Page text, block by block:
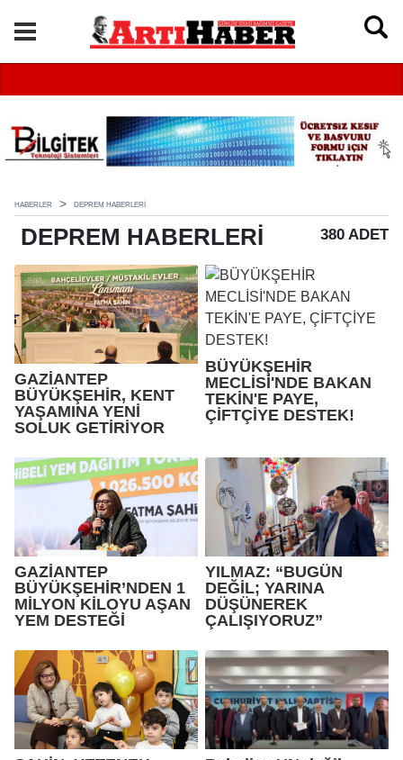
HABERLER DEPREM HABERLERI
DEPREM HABERLERI 380 ADET
GAZİANTEP
BÜYÜKŞEHİR, KENT
YAŞAMINA YENİ
SOLUK GETİRİYOR
BÜYÜKŞEHİR
MECLİSİ'NDE BAKAN
TEKİN'E PAYE,
ÇİFTÇİYE DESTEK!
GAZİANTEP
BÜYÜKŞEHİR’NDEN 1
MİLYON KİLOYU AŞAN
YEM DESTEĞİ
YILMAZ: “BUGÜN
DEĞİL; YARINA
DÜŞÜNEREK
ÇALIŞIYORUZ”